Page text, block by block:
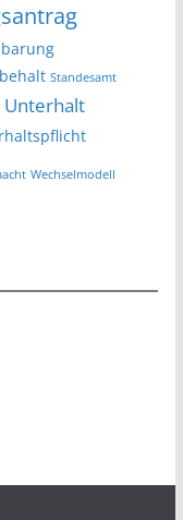
Standesamt
Unterhalt
Wechselmodell